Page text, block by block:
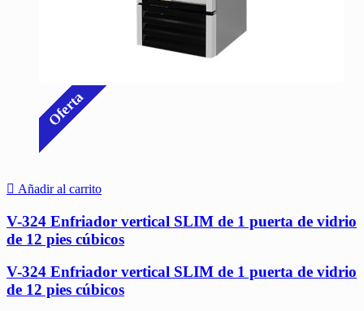
Oferta
Añadir al carrito
V-324 Enfriador vertical SLIM de 1 puerta de vidrio
de 12 pies cúbicos
V-324 Enfriador vertical SLIM de 1 puerta de vidrio
de 12 pies cúbicos